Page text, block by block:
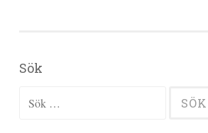
Sök
Sök efter: